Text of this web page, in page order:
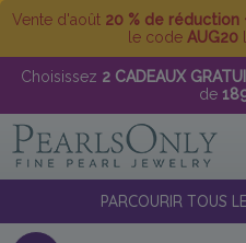
Vente d'août 20 % de réduction
le code AUG20
Choisissez 2 CADEAUX
de
PARCOURIR TOUS